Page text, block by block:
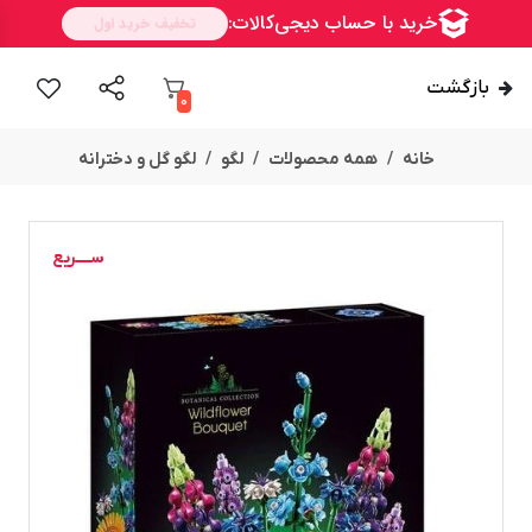
بازگشت
0
خانه همه محصولات لگو لگو گل و دخترانه